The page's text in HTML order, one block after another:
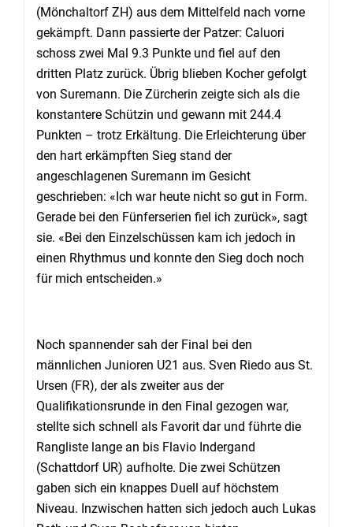
(Mönchaltorf ZH) aus dem Mittelfeld nach vorne
gekämpft. Dann passierte der Patzer: Caluori
schoss zwei Mal 9.3 Punkte und fiel auf den
dritten Platz zurück. Übrig blieben Kocher gefolgt
von Suremann. Die Zürcherin zeigte sich als die
konstantere Schützin und gewann mit 244.4
Punkten – trotz Erkältung. Die Erleichterung über
den hart erkämpften Sieg stand der
angeschlagenen Suremann im Gesicht
geschrieben: «Ich war heute nicht so gut in Form.
Gerade bei den Fünferserien fiel ich zurück», sagt
sie. «Bei den Einzelschüssen kam ich jedoch in
einen Rhythmus und konnte den Sieg doch noch
für mich entscheiden.»
Noch spannender sah der Final bei den
männlichen Junioren U21 aus. Sven Riedo aus St.
Ursen (FR), der als zweiter aus der
Qualifikationsrunde in den Final gezogen war,
stellte sich schnell als Favorit dar und führte die
Rangliste lange an bis Flavio Indergand
(Schattdorf UR) aufholte. Die zwei Schützen
gaben sich ein knappes Duell auf höchstem
Niveau. Inzwischen hatten sich jedoch auch Lukas